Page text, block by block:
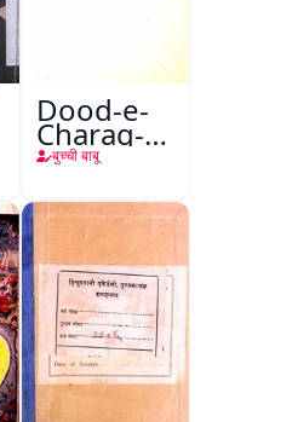
Dood-e-
Charag-e-
Mahfil
बुच्ची बाबू